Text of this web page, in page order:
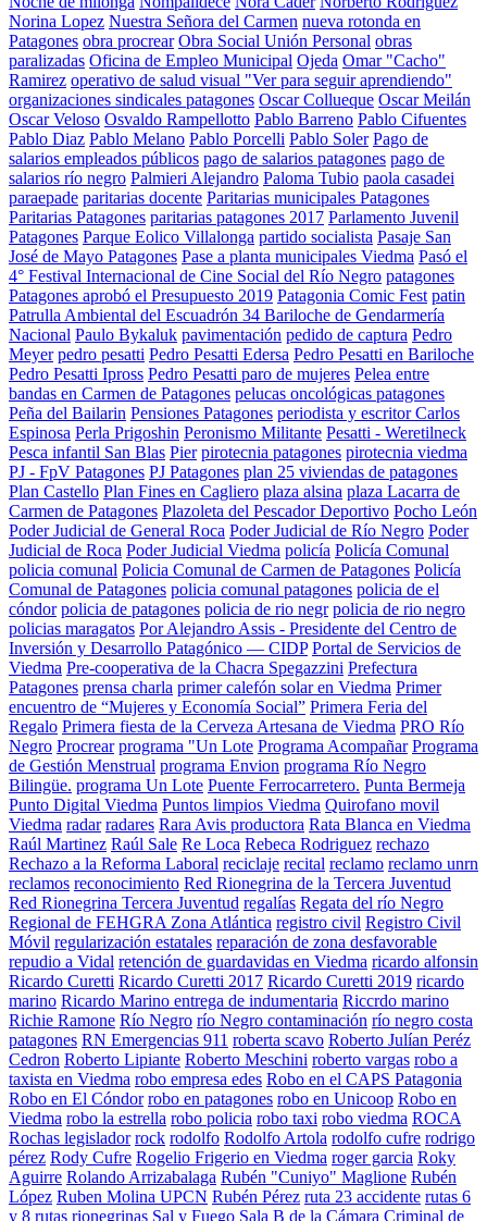
Norina Lopez Nuestra Señora del Carmen nueva rotonda en
Patagones obra procrear Obra Social Unión Personal obras
paralizadas Oficina de Empleo Municipal Ojeda Omar "Cacho"
Ramirez operativo de salud visual "Ver para seguir aprendiendo"
organizaciones sindicales patagones Oscar Collueque Oscar Meilán
Oscar Veloso Osvaldo Rampellotto Pablo Barreno Pablo Cifuentes
Pablo Diaz Pablo Melano Pablo Porcelli Pablo Soler Pago de
salarios empleados públicos pago de salarios patagones pago de
salarios río negro Palmieri Alejandro Paloma Tubio paola casadei
paraepade paritarias docente Paritarias municipales Patagones
Paritarias Patagones paritarias patagones 2017 Parlamento Juvenil
Patagones Parque Eolico Villalonga partido socialista Pasaje San
José de Mayo Patagones Pase a planta municipales Viedma Pasó el
4° Festival Internacional de Cine Social del Río Negro patagones
Patagones aprobó el Presupuesto 2019 Patagonia Comic Fest patin
Patrulla Ambiental del Escuadrón 34 Bariloche de Gendarmería
Nacional Paulo Bykaluk pavimentación pedido de captura Pedro
Meyer pedro pesatti Pedro Pesatti Edersa Pedro Pesatti en Bariloche
Pedro Pesatti Ipross Pedro Pesatti paro de mujeres Pelea entre
bandas en Carmen de Patagones pelucas oncológicas patagones
Peña del Bailarin Pensiones Patagones periodista y escritor Carlos
Espinosa Perla Prigoshin Peronismo Militante Pesatti - Weretilneck
Pesca infantil San Blas Pier pirotecnia patagones pirotecnia viedma
PJ - FpV Patagones PJ Patagones plan 25 viviendas de patagones
Plan Castello Plan Fines en Cagliero plaza alsina plaza Lacarra de
Carmen de Patagones Plazoleta del Pescador Deportivo Pocho León
Poder Judicial de General Roca Poder Judicial de Río Negro Poder
Judicial de Roca Poder Judicial Viedma policía Policía Comunal
policia comunal Policia Comunal de Carmen de Patagones Policía
Comunal de Patagones policia comunal patagones policia de el
cóndor policia de patagones policia de rio negr policia de rio negro
policias maragatos Por Alejandro Assis - Presidente del Centro de
Inversión y Desarrollo Patagónico — CIDP Portal de Servicios de
Viedma Pre-cooperativa de la Chacra Spegazzini Prefectura
Patagones prensa charla primer calefón solar en Viedma Primer
encuentro de “Mujeres y Economía Social” Primera Feria del
Regalo Primera fiesta de la Cerveza Artesana de Viedma PRO Río
Negro Procrear programa "Un Lote Programa Acompañar Programa
de Gestión Menstrual programa Envion programa Río Negro
Bilingüe. programa Un Lote Puente Ferrocarretero. Punta Bermeja
Punto Digital Viedma Puntos limpios Viedma Quirofano movil
Viedma radar radares Rara Avis productora Rata Blanca en Viedma
Raúl Martinez Raúl Sale Re Loca Rebeca Rodriguez rechazo
Rechazo a la Reforma Laboral reciclaje recital reclamo reclamo unrn
reclamos reconocimiento Red Rionegrina de la Tercera Juventud
Red Rionegrina Tercera Juventud regalías Regata del río Negro
Regional de FEHGRA Zona Atlántica registro civil Registro Civil
Móvil regularización estatales reparación de zona desfavorable
repudio a Vidal retención de guardavidas en Viedma ricardo alfonsin
Ricardo Curetti Ricardo Curetti 2017 Ricardo Curetti 2019 ricardo
marino Ricardo Marino entrega de indumentaria Riccrdo marino
Richie Ramone Río Negro río Negro contaminación río negro costa
patagones RN Emergencias 911 roberta scavo Roberto Julían Peréz
Cedron Roberto Lipiante Roberto Meschini roberto vargas robo a
taxista en Viedma robo empresa edes Robo en el CAPS Patagonia
Robo en El Cóndor robo en patagones robo en Unicoop Robo en
Viedma robo la estrella robo policia robo taxi robo viedma ROCA
Rochas legislador rock rodolfo Rodolfo Artola rodolfo cufre rodrigo
pérez Rody Cufre Rogelio Frigerio en Viedma roger garcia Roky
Aguirre Rolando Arrizabalaga Rubén "Cuniyo" Maglione Rubén
López Ruben Molina UPCN Rubén Pérez ruta 23 accidente rutas 6
y 8 rutas rionegrinas Sal y Fuego Sala B de la Cámara Criminal de